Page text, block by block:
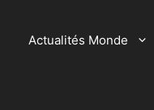
Actualités Monde